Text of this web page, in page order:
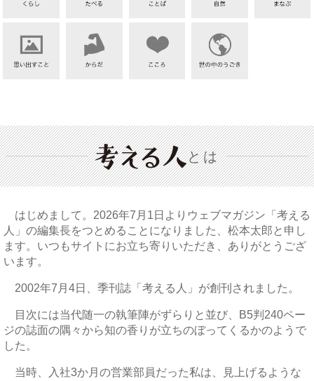
とは
はじめまして。2026年7月1日よりウェブマガジン「考える
人」の編集長をつとめることになりました、松本太郎と申し
ます。いつもサイトにお立ち寄りいただき、ありがとうござ
います。
2002年7月4日、季刊誌「考える人」が創刊されました。
目次には当代随一の執筆陣がずらりと並び、B5判240ペー
ジの誌面の隅々から知の香りが立ちのぼってくるかのようで
した。
当時、入社3か月の営業部員だった私は、見上げるような